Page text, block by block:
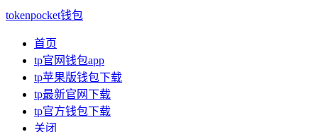
tokenpocket钱包
首页
tp官网钱包app
tp苹果版钱包下载
tp最新官网下载
tp官方钱包下载
关闭